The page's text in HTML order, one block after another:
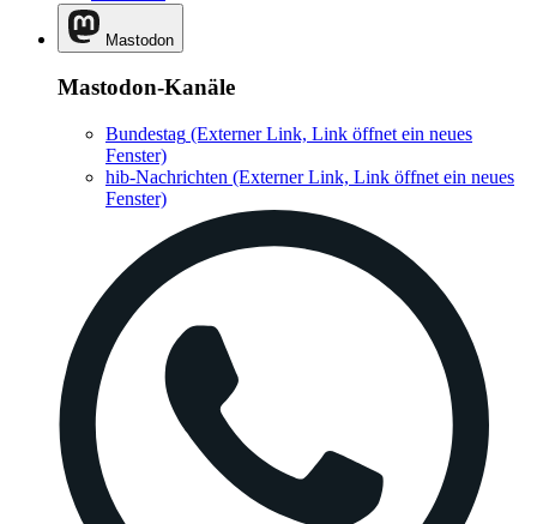
Mastodon
Mastodon-Kanäle
Bundestag (Externer Link, Link öffnet ein neues
Fenster)
hib-Nachrichten (Externer Link, Link öffnet ein neues
Fenster)